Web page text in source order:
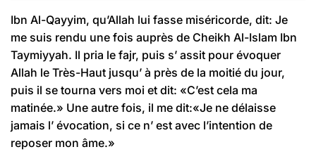
Ibn Al-Qayyim, qu’Allah lui fasse miséricorde, dit: Je
me suis rendu une fois auprès de Cheikh Al-Islam Ibn
Taymiyyah. Il pria le fajr, puis s’ assit pour évoquer
Allah le Très-Haut jusqu’ à près de la moitié du jour,
puis il se tourna vers moi et dit: «C’est cela ma
matinée.» Une autre fois, il me dit:«Je ne délaisse
jamais l’ évocation, si ce n’ est avec l’intention de
reposer mon âme.»